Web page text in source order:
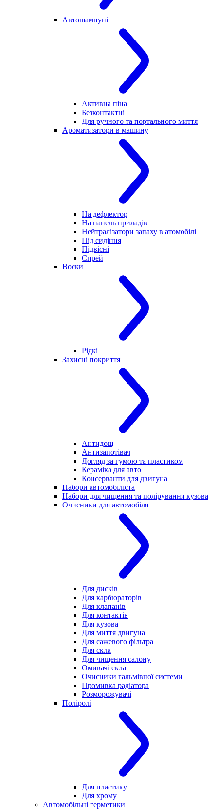
Автошампуні
Активна піна
Безконтактні
Для ручного та портального миття
Ароматизатори в машину
На дефлектор
На панель приладів
Нейтралізатори запаху в атомобілі
Під сидіння
Підвісні
Спрей
Воски
Рідкі
Захисні покриття
Антидощ
Антизапотівач
Догляд за гумою та пластиком
Кераміка для авто
Консерванти для двигуна
Набори автомобіліста
Набори для чищення та полірування кузова
Очисники для автомобіля
Для дисків
Для карбюраторів
Для клапанів
Для контактів
Для кузова
Для миття двигуна
Для сажевого фільтра
Для скла
Для чищення салону
Омивачі скла
Очисники гальмівної системи
Промивка радіатора
Розморожувачі
Поліролі
Для пластику
Для хрому
Автомобільні герметики